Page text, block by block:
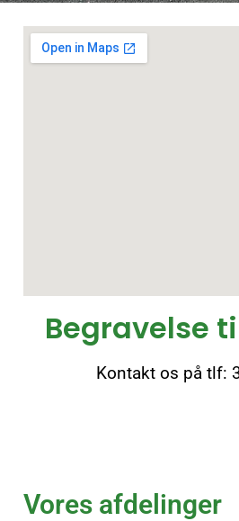
Begravelse
Kontakt os på tlf:
Vores afdelinger